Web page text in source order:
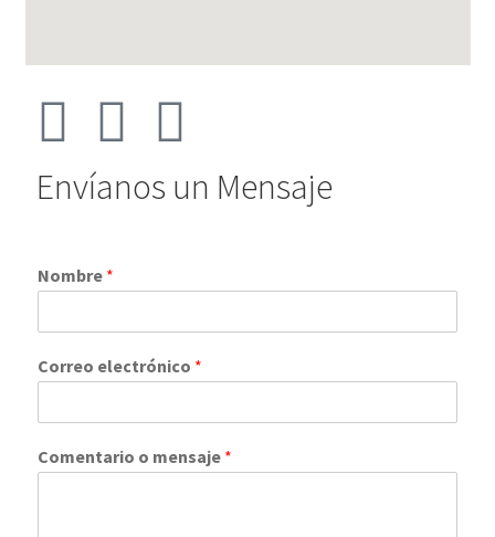
Envíanos un Mensaje
Nombre *
Correo electrónico *
Comentario o mensaje *